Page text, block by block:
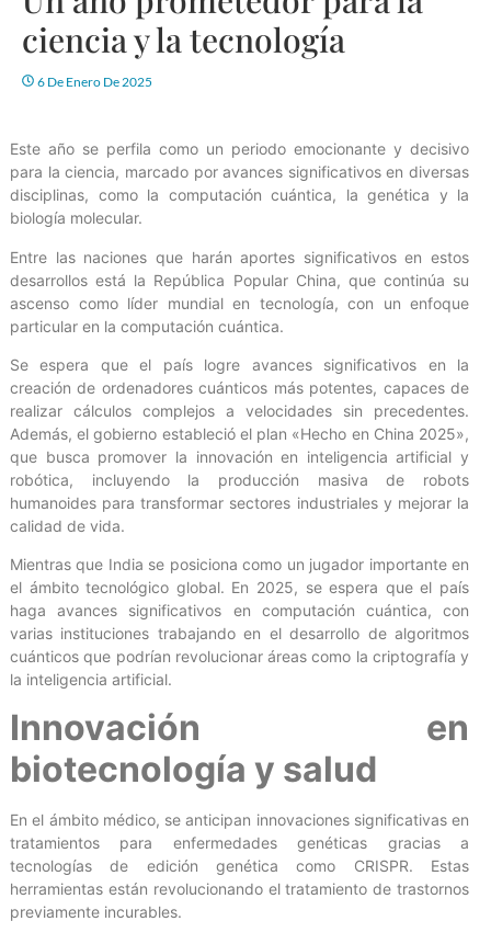
ciencia y la tecnología
6 De Enero De 2025
Este año se perfila como un periodo emocionante y decisivo
para la ciencia, marcado por avances significativos en diversas
disciplinas, como la computación cuántica, la genética y la
biología molecular.
Entre las naciones que harán aportes significativos en estos
desarrollos está la República Popular China, que continúa su
ascenso como líder mundial en tecnología, con un enfoque
particular en la computación cuántica.
Se espera que el país logre avances significativos en la
creación de ordenadores cuánticos más potentes, capaces de
realizar cálculos complejos a velocidades sin precedentes.
Además, el gobierno estableció el plan «Hecho en China 2025»,
que busca promover la innovación en inteligencia artificial y
robótica, incluyendo la producción masiva de robots
humanoides para transformar sectores industriales y mejorar la
calidad de vida.
Mientras que India se posiciona como un jugador importante en
el ámbito tecnológico global. En 2025, se espera que el país
haga avances significativos en computación cuántica, con
varias instituciones trabajando en el desarrollo de algoritmos
cuánticos que podrían revolucionar áreas como la criptografía y
la inteligencia artificial.
Innovación en
biotecnología y salud
En el ámbito médico, se anticipan innovaciones significativas en
tratamientos para enfermedades genéticas gracias a
tecnologías de edición genética como CRISPR. Estas
herramientas están revolucionando el tratamiento de trastornos
previamente incurables.